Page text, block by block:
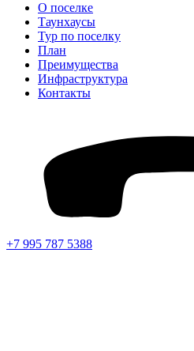
О поселке
Таунхаусы
Тур по поселку
План
Преимущества
Инфраструктура
Контакты
+7 995 787 5388